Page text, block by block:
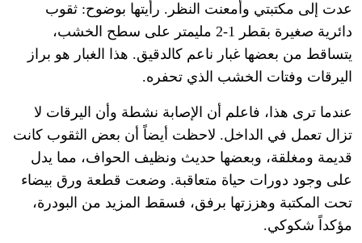
عدت إلى مكتبتي وأمعنت النظر. رأيتها بوضوح: ثقوب
دائرية صغيرة بقطر 1-2 مليمتر على سطح الخشب،
يتساقط من بعضها غبار ناعم كالدقيق. هذا الغبار هو براز
اليرقات وفتات الخشب الذي تحفره.
عندما ترى هذا، فاعلم أن الإصابة نشطة وأن اليرقات لا
تزال تعمل في الداخل. لاحظت أيضاً أن بعض الثقوب كانت
قديمة ومغلقة، وبعضها حديث ونظيف الحواف، مما يدل
على وجود دورات حياة متعاقبة. وضعت قطعة ورق بيضاء
تحت المكتبة وهززتها برفق، فسقط المزيد من البودرة،
مؤكداً شكوكي.